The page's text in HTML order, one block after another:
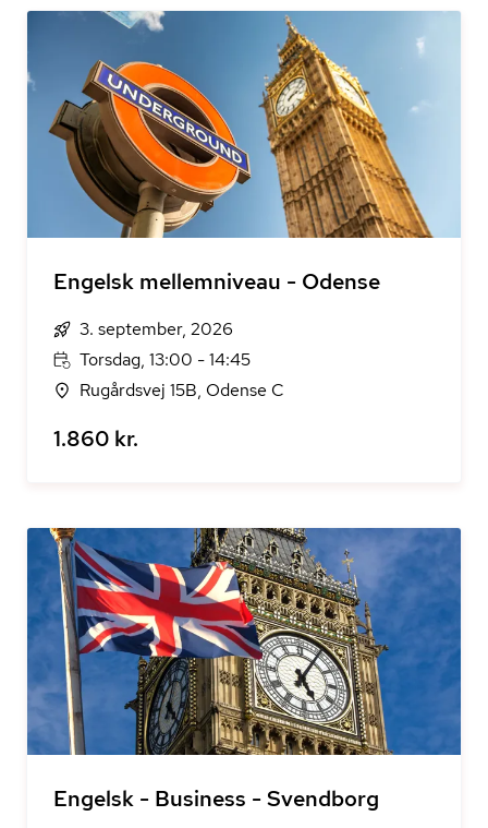
Engelsk mellemniveau - Odense
3. september, 2026
Torsdag, 13:00 - 14:45
Rugårdsvej 15B, Odense C
1.860 kr.
Engelsk - Business - Svendborg